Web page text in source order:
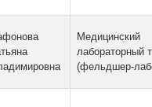
Медицинский
лабораторный
(фельдшер-